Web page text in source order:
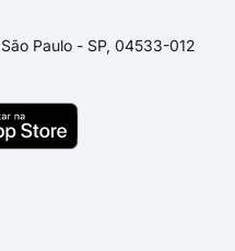
Paulo - SP, 04533-012